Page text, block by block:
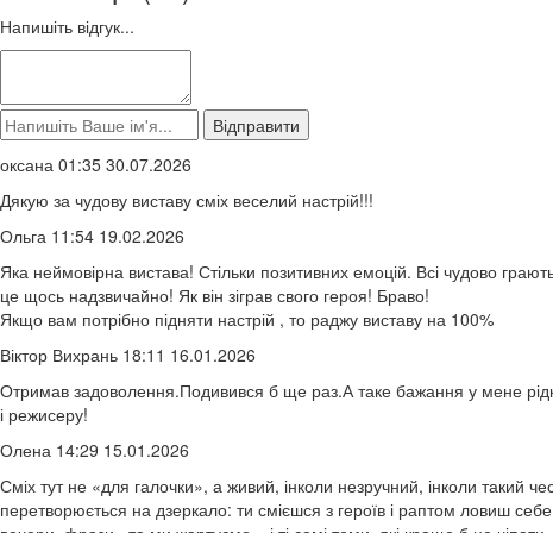
Напишіть відгук...
оксана 01:35 30.07.2026
Дякую за чудову виставу сміх веселий настрій!!!
Ольга 11:54 19.02.2026
Яка неймовірна вистава! Стільки позитивних емоцій. Всі чудово
це щось надзвичайно! Як він зіграв свого героя! Браво!
Якщо вам потрібно підняти настрій , то раджу виставу на 100%
Віктор Вихрань 18:11 16.01.2026
Отримав задоволення.Подивився б ще раз.А таке бажання у мене
і режисеру!
Олена 14:29 15.01.2026
Сміх тут не «для галочки», а живий, інколи незручний, інколи такий
перетворюється на дзеркало: ти смієшся з героїв і раптом ловиш